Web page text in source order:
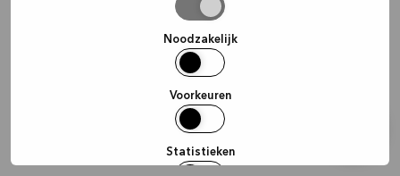
Noodzakelijk
Voorkeuren
Statistieken